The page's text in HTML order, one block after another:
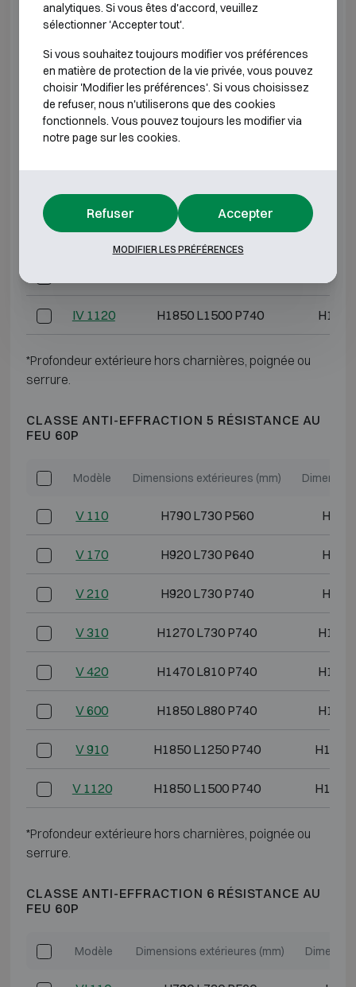
Modèle Dimensions extérieures (mm)
IV 170 H920 L730 P640
IV 210 H920 L730 P740
IV 420 H1470 L810 P740
IV 600 H1850 L880 P740
IV 1120 H1850 L1500 P740
*Profondeur extérieure hors charnières, poignée ou
serrure.
CLASSE ANTI-EFFRACTION 5 RÉSISTANCE AU
FEU 60P
Modèle Dimensions extérieures (mm)
V 110 H790 L730 P560 H620
V 170 H920 L730 P640 H750
V 210 H920 L730 P740 H750
V 310 H1270 L730 P740
V 420 H1470 L810 P740
V 600 H1850 L880 P740
V 910 H1850 L1250 P740 H1680
V 1120 H1850 L1500 P740 H1680
*Profondeur extérieure hors charnières, poignée ou
serrure.
CLASSE ANTI-EFFRACTION 6 RÉSISTANCE AU
FEU 60P
Modèle Dimensions extérieures (mm)
analytiques. Si vous êtes d'accord, veuillez
sélectionner 'Accepter tout'.
Si vous souhaitez toujours modifier vos préférences
en matière de protection de la vie privée, vous pouvez
choisir 'Modifier les préférences'. Si vous choisissez
de refuser, nous n'utiliserons que des cookies
fonctionnels. Vous pouvez toujours les modifier via
notre page sur les cookies.
Refuser Accepter
MODIFIER LES PRÉFÉRENCES